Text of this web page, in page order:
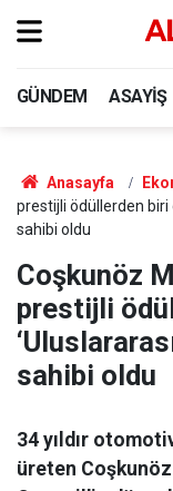
GÜNDEM ASAYIŞ
Anasayfa
prestijli ödüllerden biri
sahibi oldu
Coşkunöz
prestijli
sahibi oldu
34 yıldır
üreten